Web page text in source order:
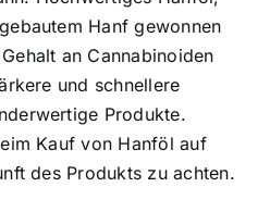
Hanf gewonnen
an Cannabinoiden
und schnellere
Produkte.
Kauf von Hanföl auf
des Produkts zu achten.